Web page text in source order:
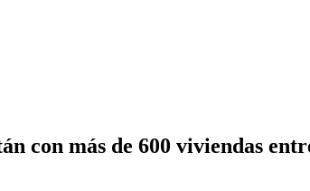
con más de 600 viviendas